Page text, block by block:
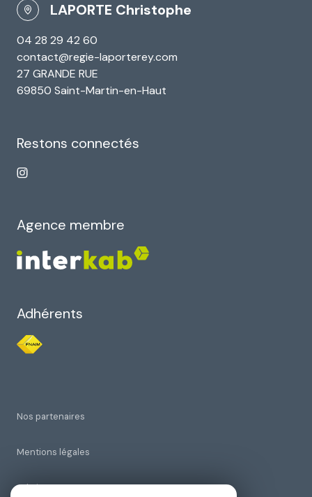
LAPORTE Christophe
04 28 29 42 60
contact@regie-laporterey.com
27 GRANDE RUE
69850 Saint-Martin-en-Haut
Restons connectés
Agence membre
Adhérents
Nos partenaires
Mentions légales
Admin